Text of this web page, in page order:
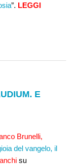
”. LEGGI
E
Brunelli,
del vangelo, il
su